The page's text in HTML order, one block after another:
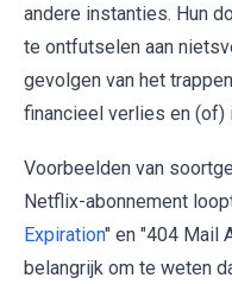
andere instanties. Hun
te ontfutselen aan
gevolgen van het
financieel verlies en
Voorbeelden van
Netflix-abonnement
Expiration" en "404 Mail
belangrijk om te weten